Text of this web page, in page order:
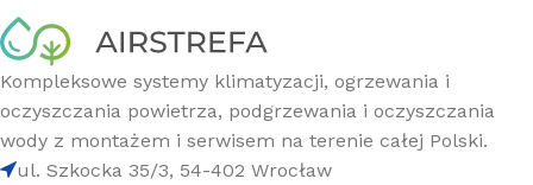
Kompleksowe systemy klimatyzacji, ogrzewania i
oczyszczania powietrza, podgrzewania i oczyszczania
wody z montażem i serwisem na terenie całej Polski.
ul. Szkocka 35/3, 54-402 Wrocław